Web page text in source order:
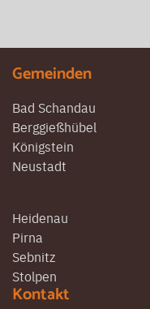
Gemeinden
Bad Schandau
Berggießhübel
Königstein
Neustadt
Heidenau
Pirna
Sebnitz
Stolpen
Kontakt